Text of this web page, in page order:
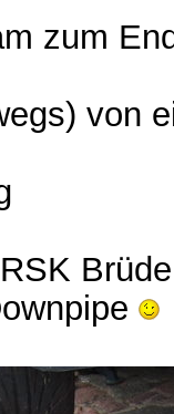
zum
von